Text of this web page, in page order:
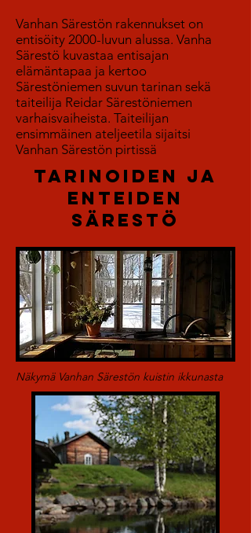
Vanhan Särestön rakennukset on
entisöity 2000-luvun alussa. Vanha
Särestö kuvastaa entisajan
elämäntapaa ja kertoo
Särestöniemen suvun tarinan sekä
taiteilija Reidar Särestöniemen
varhaisvaiheista. Taiteilijan
ensimmäinen ateljeetila sijaitsi
Vanhan Särestön pirtissä
tarinoiden ja
enteiden
särestö
Näkymä Vanhan Särestön kuistin ikkunasta